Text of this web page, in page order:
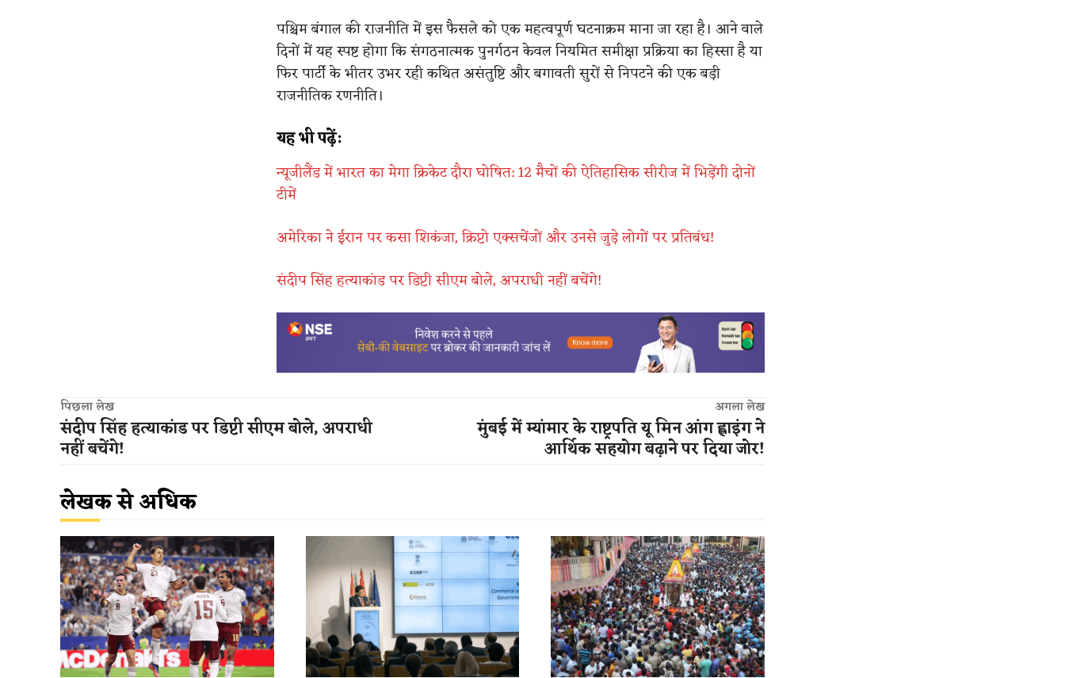
पश्चिम बंगाल की राजनीति में इस फैसले को एक महत्वपूर्ण घटनाक्रम माना जा रहा है। आने वाले
दिनों में यह स्पष्ट होगा कि संगठनात्मक पुनर्गठन केवल नियमित समीक्षा प्रक्रिया का हिस्सा है या
फिर पार्टी के भीतर उभर रही कथित असंतुष्टि और बगावती सुरों से निपटने की एक बड़ी
राजनीतिक रणनीति।
यह भी पढ़ें:
न्यूजीलैंड में भारत का मेगा क्रिकेट दौरा घोषित: 12 मैचों की ऐतिहासिक सीरीज में भिड़ेंगी दोनों
टीमें
अमेरिका ने ईरान पर कसा शिकंजा, क्रिप्टो एक्सचेंजों और उनसे जुड़े लोगों पर प्रतिबंध!
संदीप सिंह हत्याकांड पर डिप्टी सीएम बोले, अपराधी नहीं बचेंगे!
पिछला लेख
संदीप सिंह हत्याकांड पर डिप्टी सीएम बोले, अपराधी
नहीं बचेंगे!
अगला लेख
मुंबई में म्यांमार के राष्ट्रपति यू मिन आंग ह्लाइंग ने
आर्थिक सहयोग बढ़ाने पर दिया जोर!
लेखक से अधिक